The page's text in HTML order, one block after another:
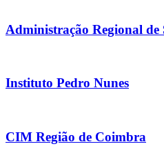
Administração Regional de
Instituto Pedro Nunes
CIM Região de Coimbra